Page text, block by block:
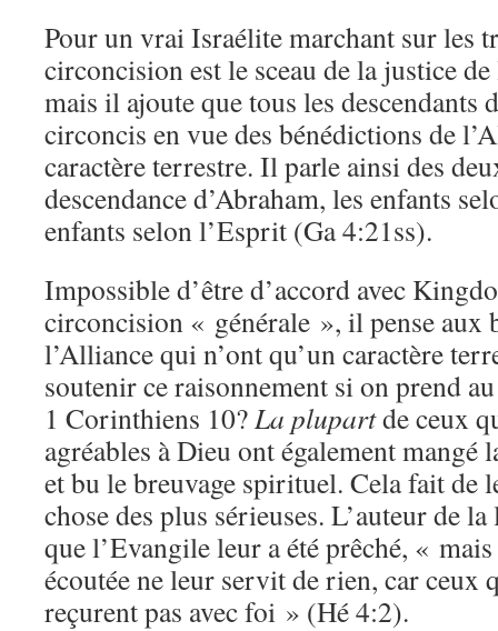
Pour un vrai Israélite marchant sur les
circoncision est le sceau de la justice
mais il ajoute que tous les descendants
circoncis en vue des bénédictions de
caractère terrestre. Il parle ainsi des
descendance d’Abraham, les enfants
enfants selon l’Esprit (Ga 4:21ss).
Impossible d’être d’accord avec
circoncision « générale », il pense aux
l’Alliance qui n’ont qu’un caractère
soutenir ce raisonnement si on prend
1 Corinthiens 10?La plupartde ceux
agréables à Dieu ont également
et bu le breuvage spirituel. Cela fait de
chose des plus sérieuses. L’auteur de
que l’Evangile leur a été prêché, «
écoutée ne leur servit de rien, car ceux
reçurent pas avec foi » (Hé 4:2).